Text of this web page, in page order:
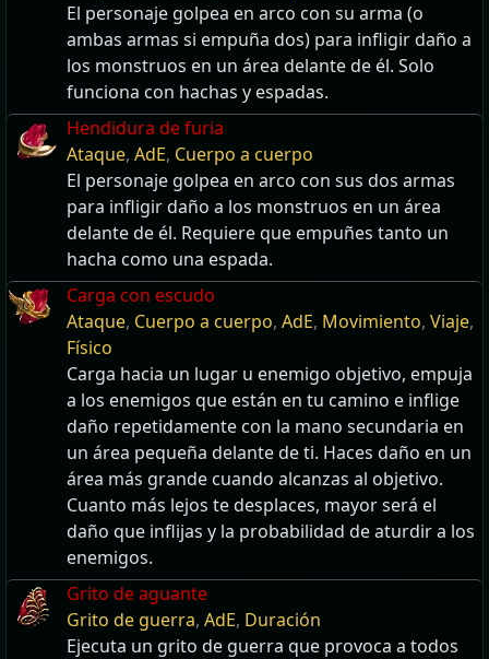
El personaje golpea en arco con su arma (o
ambas armas si empuña dos) para infligir daño a
los monstruos en un área delante de él. Solo
funciona con hachas y espadas.
Hendidura de furia
Ataque, AdE, Cuerpo a cuerpo
El personaje golpea en arco con sus dos armas
para infligir daño a los monstruos en un área
delante de él. Requiere que empuñes tanto un
hacha como una espada.
Carga con escudo
Ataque, Cuerpo a cuerpo, AdE, Movimiento, Viaje,
Físico
Carga hacia un lugar u enemigo objetivo, empuja
a los enemigos que están en tu camino e inflige
daño repetidamente con la mano secundaria en
un área pequeña delante de ti. Haces daño en un
área más grande cuando alcanzas al objetivo.
Cuanto más lejos te desplaces, mayor será el
daño que inflijas y la probabilidad de aturdir a los
enemigos.
Grito de aguante
Grito de guerra, AdE, Duración
Ejecuta un grito de guerra que provoca a todos